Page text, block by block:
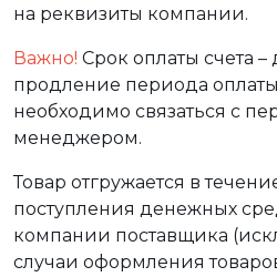
на реквизиты компании.
Важно! Срок оплаты счета
продление периода оплаты
необходимо связаться с
менеджером.
Товар отгружается в
поступления денежных
компании поставщика
случаи оформления